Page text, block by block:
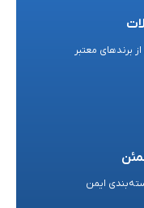
برندهای معتبر
ایمن